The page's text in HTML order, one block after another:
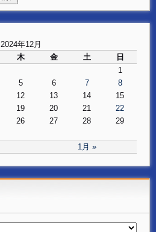
2024年12月
木 金 土 日
1月 »
1
5 6 7
8
12 13 14
15
19 20 21
22
26 27 28
29